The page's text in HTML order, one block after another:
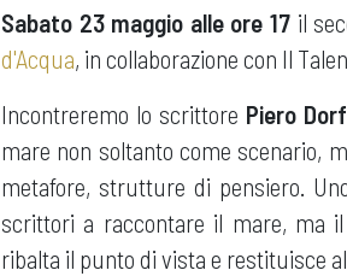
Sabato 23 maggio alle ore 17 il
d'Acqua, in collaborazione con Il
Incontreremo lo scrittore Piero
mare non soltanto come scenario,
metafore, strutture di pensiero.
scrittori a raccontare il mare, ma
ribalta il punto di vista e restituisce